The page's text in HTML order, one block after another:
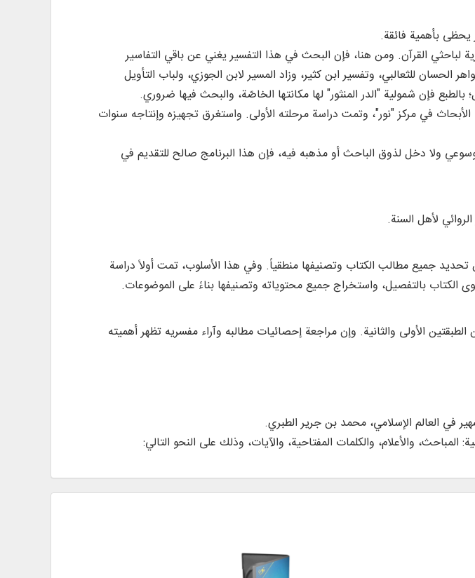
يحظى بأهمية فائقة.
لباحثي القرآن. ومن هنا، فإن البحث في هذا التفسير يغني عن باقي التفاسير
الحسان للثعالبي، وتفسير ابن كثير، وزاد المسير لابن الجوزي، ولباب التأويل
فإن شمولية "الدر المنثور" لها مكانتها الخاصّة، والبحث فيها ضروري.
قسم القرآن التابع لمعاونية الأبحاث في مركز "نور"، وتمت دراسة مرحلته الأولى. واستغرق تجهيزه وإنتاجه سنوات
ولا دخل لذوق الباحث أو مذهبه فيه، فإن هذا البرنامج صالح للتقديم في
لأهل السنة.
جميع مطالب الكتاب وتصنيفها منطقياً. وفي هذا الأسلوب، تمت أولاً دراسة
الكتاب بالتفصيل، واستخراج جميع محتوياته وتصنيفها بناءً على الموضوعات.
الأولى والثانية. وإن مراجعة إحصائيات مطالبه وآراء مفسريه تظهر أهميته
في العالم الإسلامي، محمد بن جرير الطبري.
والأعلام، والكلمات المفتاحية، والآيات، وذلك على النحو التالي: